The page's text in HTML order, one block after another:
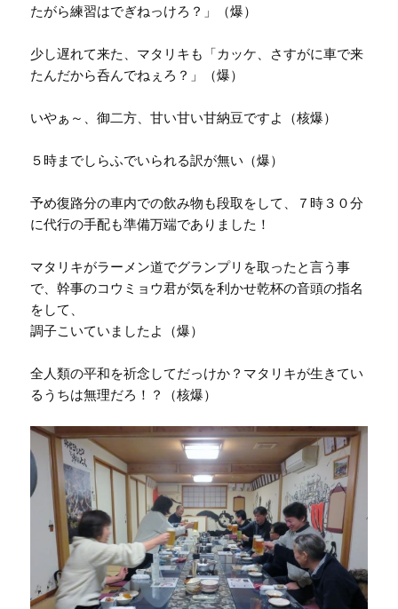
たがら練習はでぎねっけろ？」（爆）
少し遅れて来た、マタリキも「カッケ、さすがに車で来
たんだから呑んでねぇろ？」（爆）
いやぁ～、御二方、甘い甘い甘納豆ですよ（核爆）
５時までしらふでいられる訳が無い（爆）
予め復路分の車内での飲み物も段取をして、７時３０分
に代行の手配も準備万端でありました！
マタリキがラーメン道でグランプリを取ったと言う事
で、幹事のコウミョウ君が気を利かせ乾杯の音頭の指名
をして、
調子こいていましたよ（爆）
全人類の平和を祈念してだっけか？マタリキが生きてい
るうちは無理だろ！？（核爆）